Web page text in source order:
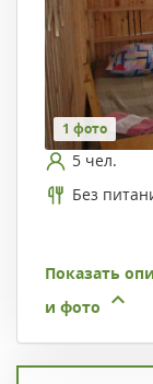
1 фото
5 чел.
Без
Показать
и фото